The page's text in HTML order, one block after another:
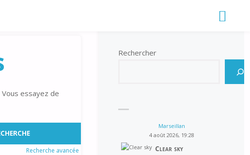
essayez de
Recherche avancée
Rechercher
Marseillan
4 août 2026, 19:28
Clear sky